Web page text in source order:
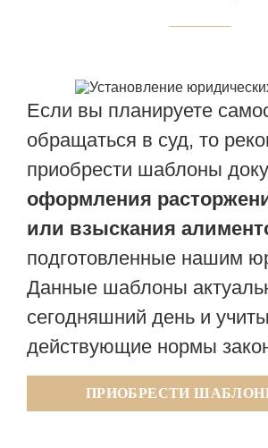
Если вы планируете
обращаться в суд, то
приобрести шаблоны
оформления
или взыскания
подготовленные нашим
Данные шаблоны
сегодняшний день и
действующие нормы
ПРИОБРЕСТИ